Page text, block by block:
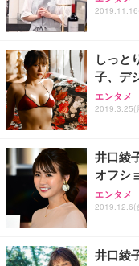
ス圧無段
グモニタ
ュラー
しっと
子、デ
エンタメ
2019.3.25(
井口綾
オフシ
エンタメ
2019.12.6(
井口綾